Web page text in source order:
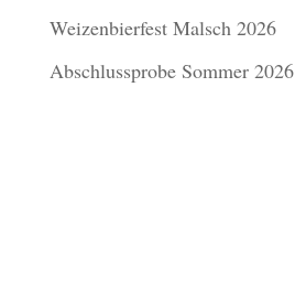
Weizenbierfest Malsch 2026
Abschlussprobe Sommer 2026